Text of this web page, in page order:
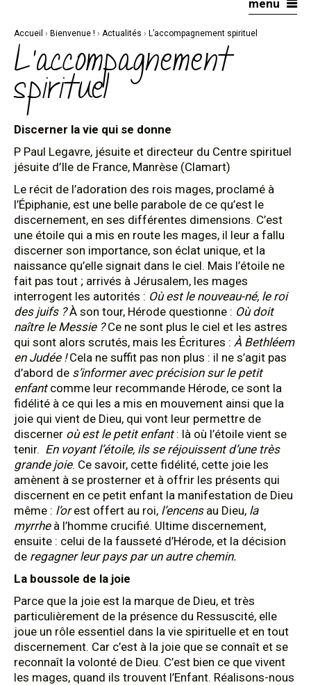
navigation
menu
Accueil › Bienvenue ! › Actualités › L’accompagnement spirituel
L’accompagnement
spirituel
Discerner la vie qui se donne
P Paul Legavre, jésuite et directeur du Centre spirituel
jésuite d’Ile de France, Manrèse (Clamart)
Le récit de l’adoration des rois mages, proclamé à
l’Épiphanie, est une belle parabole de ce qu’est le
discernement, en ses différentes dimensions. C’est
une étoile qui a mis en route les mages, il leur a fallu
discerner son importance, son éclat unique, et la
naissance qu’elle signait dans le ciel. Mais l’étoile ne
fait pas tout ; arrivés à Jérusalem, les mages
interrogent les autorités : Où est le nouveau-né, le roi
des juifs ?À son tour, Hérode questionne : Où doit
naître le Messie ?Ce ne sont plus le ciel et les astres
qui sont alors scrutés, mais les Écritures : À Bethléem
en Judée !Cela ne suffit pas non plus : il ne s’agit pas
d’abord de s’informer avec précision sur le petit
enfantcomme leur recommande Hérode, ce sont la
fidélité à ce qui les a mis en mouvement ainsi que la
joie qui vient de Dieu, qui vont leur permettre de
discerner où est le petit enfant: là où l’étoile vient se
tenir. En voyant l’étoile, ils se réjouissent d’une très
grande joie. Ce savoir, cette fidélité, cette joie les
amènent à se prosterner et à offrir les présents qui
discernent en ce petit enfant la manifestation de Dieu
même : l’orest offert au roi, l’encensau Dieu, la
myrrheà l’homme crucifié. Ultime discernement,
ensuite : celui de la fausseté d’Hérode, et la décision
de regagner leur pays par un autre chemin.
La boussole de la joie
Parce que la joie est la marque de Dieu, et très
particulièrement de la présence du Ressuscité, elle
joue un rôle essentiel dans la vie spirituelle et en tout
discernement. Car c’est à la joie que se connaît et se
reconnaît la volonté de Dieu. C’est bien ce que vivent
les mages, quand ils trouvent l’Enfant. Réalisons-nous